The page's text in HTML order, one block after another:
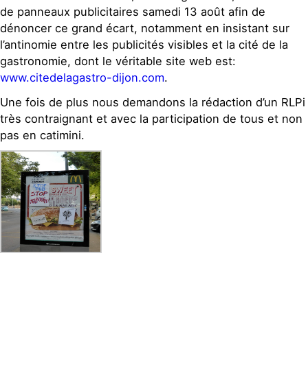
de panneaux publicitaires samedi 13 août afin de
dénoncer ce grand écart, notamment en insistant sur
l’antinomie entre les publicités visibles et la cité de la
gastronomie, dont le véritable site web est:
www.citedelagastro-dijon.com.
Une fois de plus nous demandons la rédaction d’un RLPi
très contraignant et avec la participation de tous et non
pas en catimini.